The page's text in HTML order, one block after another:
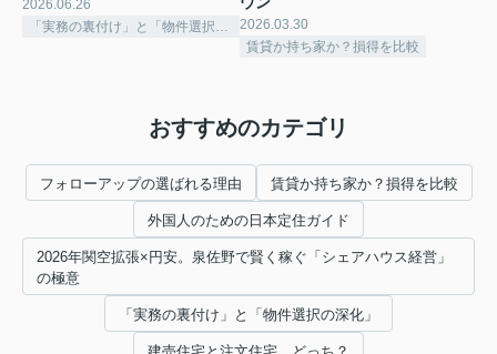
2026.06.26
2026.03.30
賃貸か持ち家か？損得を比較
おすすめのカテゴリ
フォローアップの選ばれる理由 賃貸か持ち家か？損得を比較
外国人のための日本定住ガイド
2026年関空拡張×円安。泉佐野で賢く稼ぐ「シェアハウス経営」
の極意
「実務の裏付け」と「物件選択の深化」